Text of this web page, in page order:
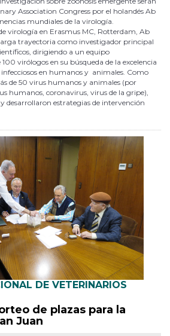
Association Congress por el holandés Ab
mundiales de la virología.
virología en Erasmus MC, Rotterdam, Ab
trayectoria como investigador principal
dirigiendo a un equipo
virólogos en su búsqueda de la excelencia
en humanos y animales. Como
de 50 virus humanos y animales (por
humanos, coronavirus, virus de la gripe),
desarrollaron estrategias de intervención
DE VETERINARIOS
de plazas para la
Juan